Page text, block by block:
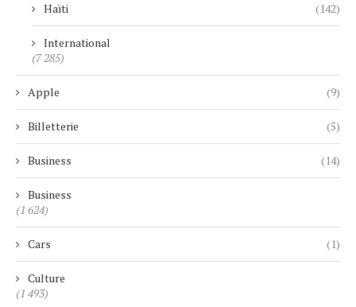
Haïti (142)
International
(7 285)
Apple (9)
Billetterie (5)
Business (14)
Business
(1 624)
Cars (1)
Culture
(1 493)